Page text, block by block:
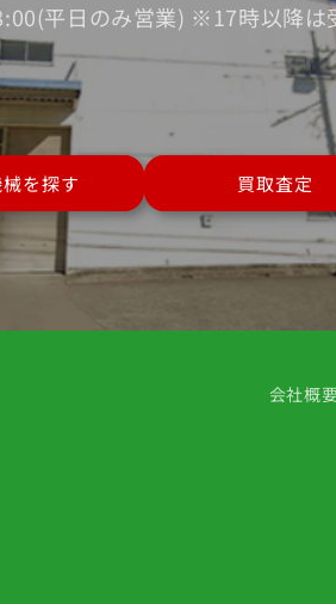
平日のみ営業) ※17時以降は
を探す 買取査定
会社概